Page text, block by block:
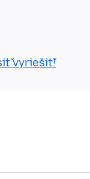
vyriešiť!